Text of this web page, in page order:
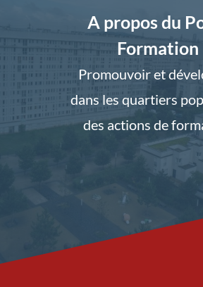
A propos du
Formation
Promouvoir et
dans les quartiers
des actions de